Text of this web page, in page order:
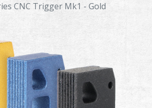
CNC Trigger Mk1 - Gold